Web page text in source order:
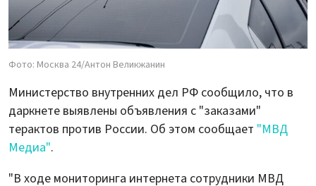
Фото: Москва 24/Антон Великжанин
Министерство внутренних дел РФ сообщило, что в
даркнете выявлены объявления с "заказами"
терактов против России. Об этом сообщает "МВД
Медиа".
"В ходе мониторинга интернета сотрудники МВД